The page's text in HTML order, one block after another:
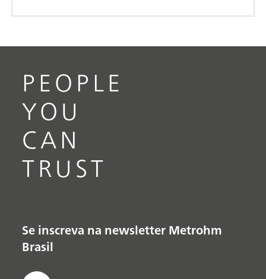
PEOPLE
YOU
CAN
TRUST
Se inscreva na newsletter Metrohm
Brasil